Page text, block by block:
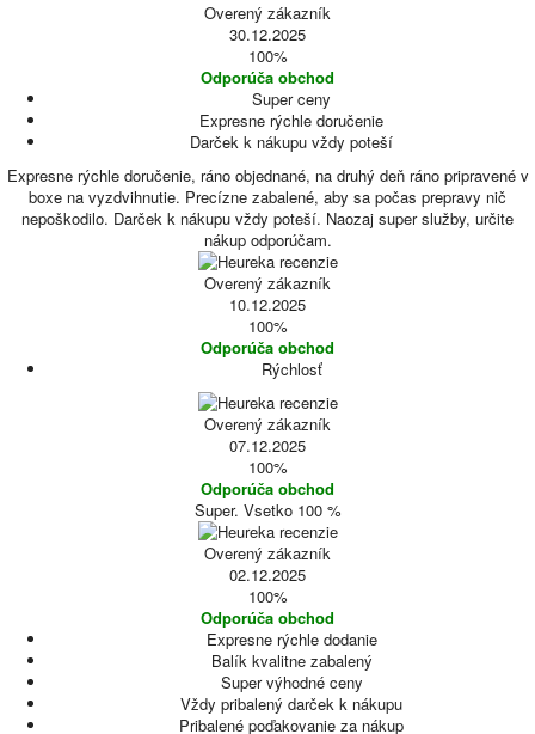
Overený zákazník
30.12.2025
100%
Odporúča obchod
Super ceny
Expresne rýchle doručenie
Darček k nákupu vždy poteší
Expresne rýchle doručenie, ráno objednané, na druhý deň ráno pripravené v
boxe na vyzdvihnutie. Precízne zabalené, aby sa počas prepravy nič
nepoškodilo. Darček k nákupu vždy poteší. Naozaj super služby, určite
nákup odporúčam.
Overený zákazník
10.12.2025
100%
Odporúča obchod
Rýchlosť
Overený zákazník
07.12.2025
100%
Odporúča obchod
Super. Vsetko 100 %
Overený zákazník
02.12.2025
100%
Odporúča obchod
Expresne rýchle dodanie
Balík kvalitne zabalený
Super výhodné ceny
Vždy pribalený darček k nákupu
Pribalené poďakovanie za nákup